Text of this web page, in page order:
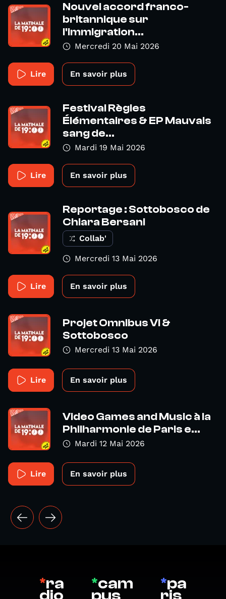
Nouvel accord franco-
britannique sur
l'immigration...
Mercredi 20 Mai 2026
Lire En savoir plus
Festival Règles
Élémentaires & EP Mauvais
sang de...
Mardi 19 Mai 2026
Lire En savoir plus
Reportage : Sottobosco de
Chiara Bersani
Collab'
Mercredi 13 Mai 2026
Lire En savoir plus
Projet Omnibus VI &
Sottobosco
Mercredi 13 Mai 2026
Lire En savoir plus
Video Games and Music à la
Philharmonie de Paris e...
Mardi 12 Mai 2026
Lire En savoir plus
*ra *cam *pa